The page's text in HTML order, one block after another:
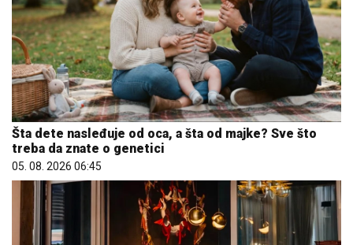
Šta dete nasleđuje od oca, a šta od majke? Sve što
treba da znate o genetici
05. 08. 2026 06:45